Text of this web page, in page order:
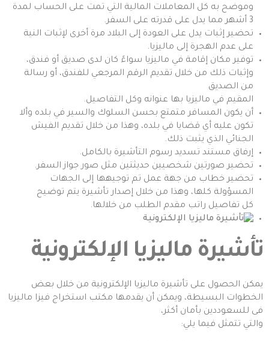
وموضح به كل المعاملات المالية التي تمت على الحساب لمدة
3 أشهر مما يدل على قدرته على السفر.
تحضير إثبات يدل على العودة إلى البلاد مرة أخرى لإثبات النية
على عدم الهجرة إلى ماليزيا.
توفير مكان إقامة في ماليزيا سواءً كان لدى صديق أو فندق،
وإثبات ذلك من خلال تقديم الرقم المرجعي للفندق، أو رسالة
من الصديق
المقيم في ماليزيا بها عنوانه وكل التفاصيل.
أن يكون المسافر متمتع بحسن السلوك والسير في بلده وألا
تكون عليه أي قضايا في بلده، وهذا من خلال تقديم الفيش
الجنائي الذي يثبت ذلك.
إرفاق مستند تسديد رسوم التأشيرة بالكامل.
تحضير صورتين شخصيين حديثتين مثل صور جواز السفر.
تحضير خطاب من جهة عمل تم توجيهها إلى الجهات
المسؤولة كلها، وهذا من خلال إصدار تأشيرة يتم توضيح
كل تفاصيل راتب مقدم الطلب من خلالها.
تأشيرة ماليزيا الإلكترونية
يمكن الحصول على تأشيرة ماليزيا الإلكترونية من خلال بعض
الخطوات البسيطة، ويمكن أن يقدمها مكتب استخراج فيزا ماليزيا
فى للسعوددين بأمان أكثر،
والتي تتمثل فيما يلي: